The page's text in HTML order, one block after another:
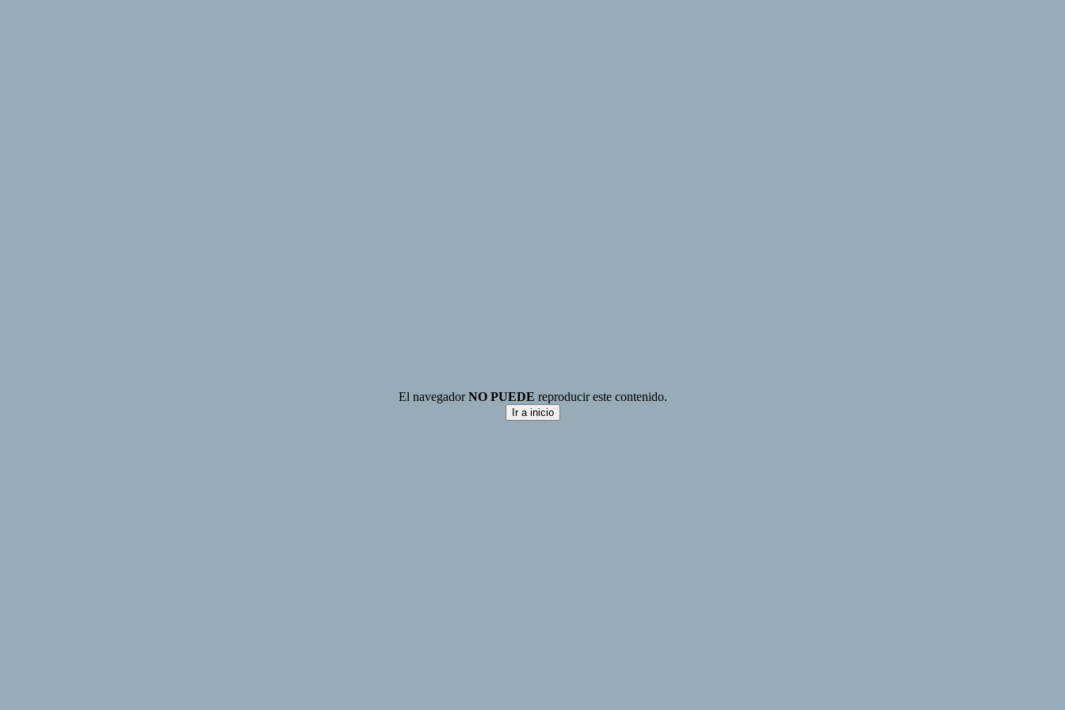
El navegadorNO PUEDE reproducir este contenido.